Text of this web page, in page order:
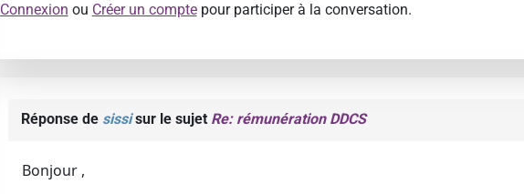
Connexion ou Créer un comptepour participer à la conversation.
Réponse de sissisur le sujet Re: rémunération DDCS
Bonjour ,